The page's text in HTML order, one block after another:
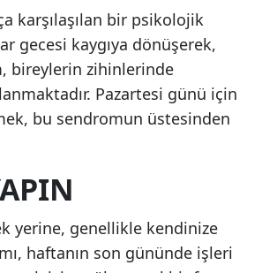
Hakkari
İstanbul
karşılaşılan bir psikolojik
gecesi kaygıya dönüşerek,
bireylerin zihinlerinde
Pazartesi günü için
bu sendromun üstesinden
yerine, genellikle kendinize
haftanın son gününde işleri